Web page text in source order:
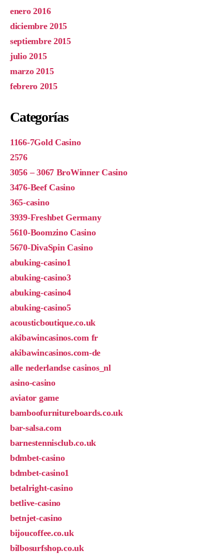
enero 2016
diciembre 2015
septiembre 2015
julio 2015
marzo 2015
febrero 2015
Categorías
1166-7Gold Casino
2576
3056 – 3067 BroWinner Casino
3476-Beef Casino
365-casino
3939-Freshbet Germany
5610-Boomzino Casino
5670-DivaSpin Casino
abuking-casino1
abuking-casino3
abuking-casino4
abuking-casino5
acousticboutique.co.uk
akibawincasinos.com fr
akibawincasinos.com-de
alle nederlandse casinos_nl
asino-casino
aviator game
bamboofurnitureboards.co.uk
bar-salsa.com
barnestennisclub.co.uk
bdmbet-casino
bdmbet-casino1
betalright-casino
betlive-casino
betnjet-casino
bijoucoffee.co.uk
bilbosurfshop.co.uk